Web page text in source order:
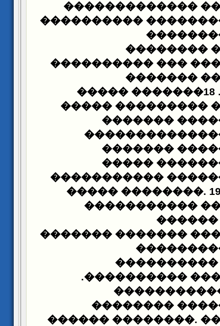
������������
���������
������
����������
����������. 18������� �����
��������� �����
���������
��������
�������
�������
������� ��������
.
�������� �����
������������
������� �������
�������
����������.
20��������
��������
.
�������� ������